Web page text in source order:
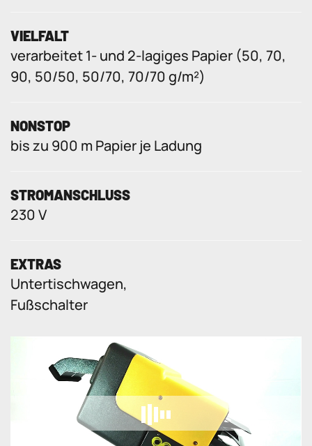
VIELFALT
verarbeitet 1- und 2-lagiges Papier (50, 70,
90, 50/50, 50/70, 70/70 g/m²)
NONSTOP
bis zu 900 m Papier je Ladung
STROMANSCHLUSS
230 V
EXTRAS
Untertischwagen,
Fußschalter